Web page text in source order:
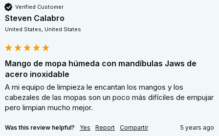
Verified Customer
Steven Calabro
United States, United States
Mango de mopa húmeda con mandíbulas Jaws de
acero inoxidable
A mi equipo de limpieza le encantan los mangos y los
cabezales de las mopas son un poco más difíciles de empujar
pero limpian mucho mejor.
Was this review helpful? Yes Report Compartir 5 years ago